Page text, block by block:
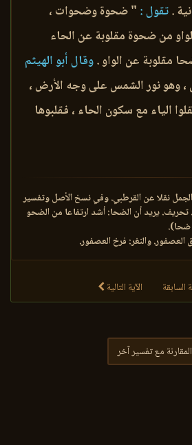
.تقول : " ضحوة وضحوات ،
من ضحوة مقلوبة عن الحاء
مقلوبة عن الواو .وقال أبو الهيثم
وهو نور الشمس على وجه الأرض ،
الياء مع سكون الحاء ، فقلبوها
نقلا عن القرطبي. وفي نسخ الأصل وتفسير
يريد أن الضحا: أشد ارتفاعا من الضحو
ضحا).
العصفور. والنغر: فرخ العصفور.
السابقة الآية التالية
المقارنة مع تفسير آخر